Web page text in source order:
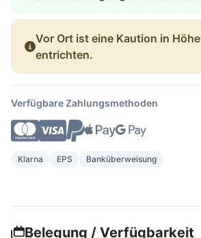
Vor Ort ist eine Kaution in
entrichten.
Verfügbare Zahlungsmethoden
Klarna EPS Banküberweisung
Belegung / Verfügbarkeit